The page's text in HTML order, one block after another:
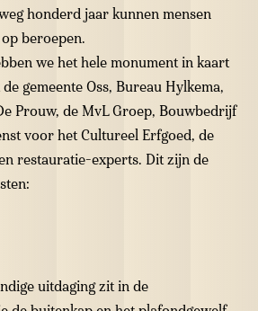
honderd jaar kunnen mensen
beroepen.
we het hele monument in kaart
gemeente Oss, Bureau Hylkema,
Prouw, de MvL Groep, Bouwbedrijf
voor het Cultureel Erfgoed, de
restauratie-experts. Dit zijn de
uitdaging zit in de